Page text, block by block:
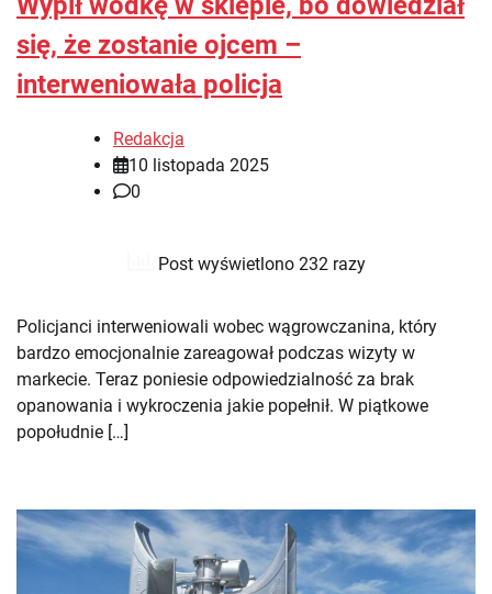
się, że zostanie ojcem –
interweniowała policja
Redakcja
10 listopada 2025
0
Post wyświetlono 232 razy
Policjanci interweniowali wobec wągrowczanina, który
bardzo emocjonalnie zareagował podczas wizyty w
markecie. Teraz poniesie odpowiedzialność za brak
opanowania i wykroczenia jakie popełnił. W piątkowe
popołudnie […]